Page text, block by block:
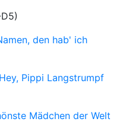
)
den hab' ich
Hey, Pippi Langstrumpf
Mädchen der Welt